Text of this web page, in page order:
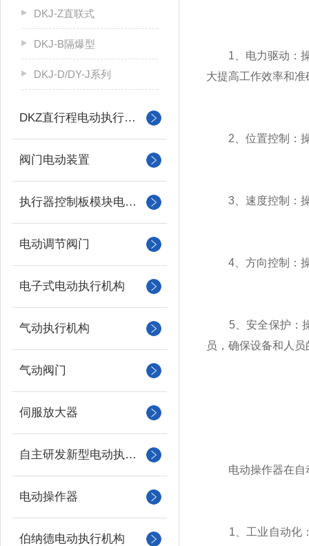
DKJ-Z直联式
DKJ-B隔爆型
DKJ-D/DY-J系列
DKZ直行程电动执行机构
阀门电动装置
执行器控制板模块电机配件
电动调节阀门
电子式电动执行机构
气动执行机构
气动阀门
伺服放大器
自主研发新型电动执行机构
电动操作器
伯纳德电动执行机构
1、电力驱动：操
大提高工作效率和
2、位置控制：操
3、速度控制：操
4、方向控制：操
5、安全保护：操
员，确保设备和人员
电动操作器在自动
1、工业自动化：